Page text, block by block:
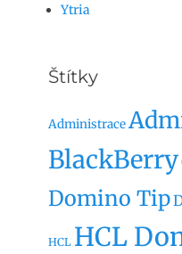
Ytria
Štítky
Administrace
BlackBerry
Domino Tip
HCL HCL